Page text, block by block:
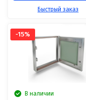
Быстрый заказ
-15%
В наличии